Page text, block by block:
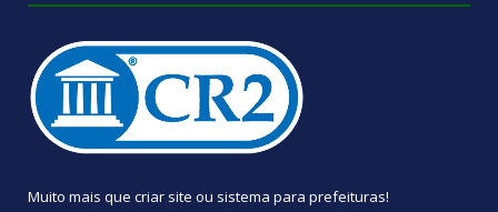
Muito mais que criar site ou sistema para prefeituras!